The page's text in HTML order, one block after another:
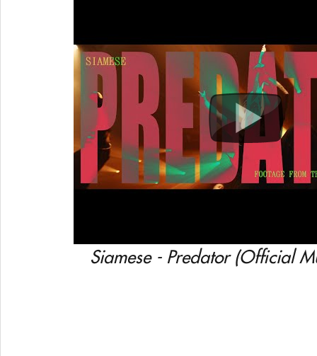
Siamese - Predator (Official